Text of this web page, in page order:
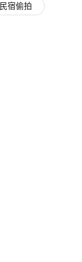
民宿偷拍